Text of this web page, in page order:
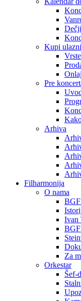
Kupi
Pre
Arhiva
Filharmonija
O nama
BGF
Ivan
BGF
Za
Orkestar
Šef-